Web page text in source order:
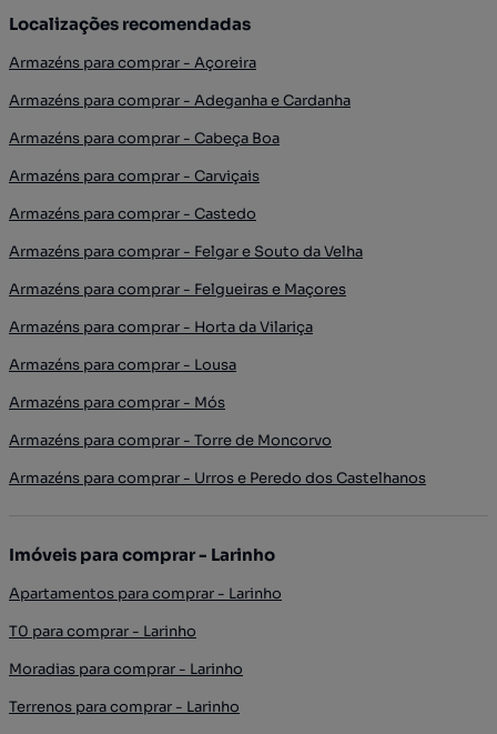
Localizações recomendadas
Armazéns para comprar - Açoreira
Armazéns para comprar - Adeganha e Cardanha
Armazéns para comprar - Cabeça Boa
Armazéns para comprar - Carviçais
Armazéns para comprar - Castedo
Armazéns para comprar - Felgar e Souto da Velha
Armazéns para comprar - Felgueiras e Maçores
Armazéns para comprar - Horta da Vilariça
Armazéns para comprar - Lousa
Armazéns para comprar - Mós
Armazéns para comprar - Torre de Moncorvo
Armazéns para comprar - Urros e Peredo dos Castelhanos
Imóveis para comprar - Larinho
Apartamentos para comprar - Larinho
T0 para comprar - Larinho
Moradias para comprar - Larinho
Terrenos para comprar - Larinho